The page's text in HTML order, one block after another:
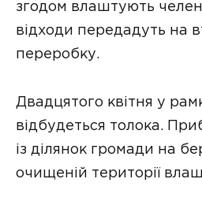
згодом влаштують
відходи передадуть на
переробку.
Двадцятого квітня у
відбудеться толока.
із ділянок громади на
очищеній території